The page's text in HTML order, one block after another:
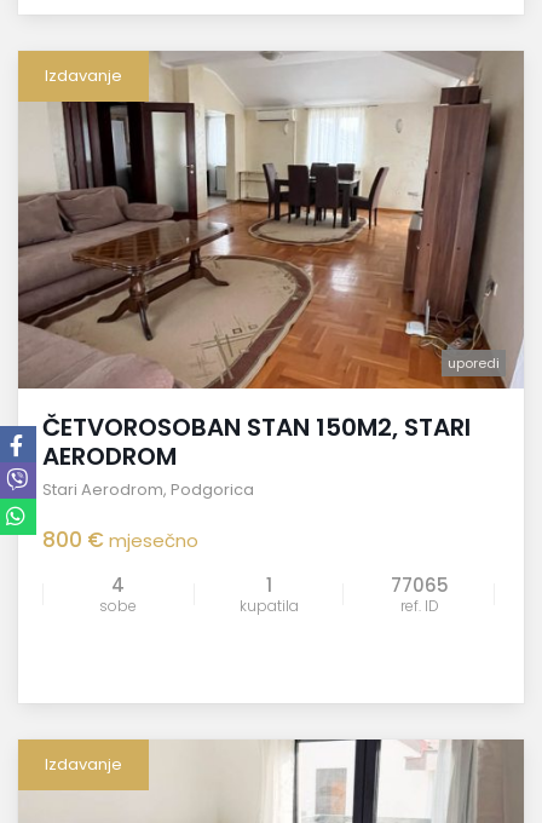
Izdavanje
uporedi
ČETVOROSOBAN STAN 150M2, STARI
AERODROM
Stari Aerodrom, Podgorica
800 €mjesečno
4
sobe
1
kupatila
77065
ref. ID
Izdavanje